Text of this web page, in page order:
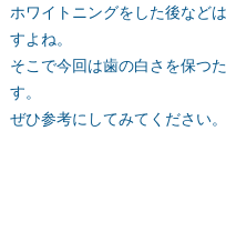
ホワイトニングをした後など
すよね。
そこで今回は歯の白さを保つ
す。
ぜひ参考にしてみてください。